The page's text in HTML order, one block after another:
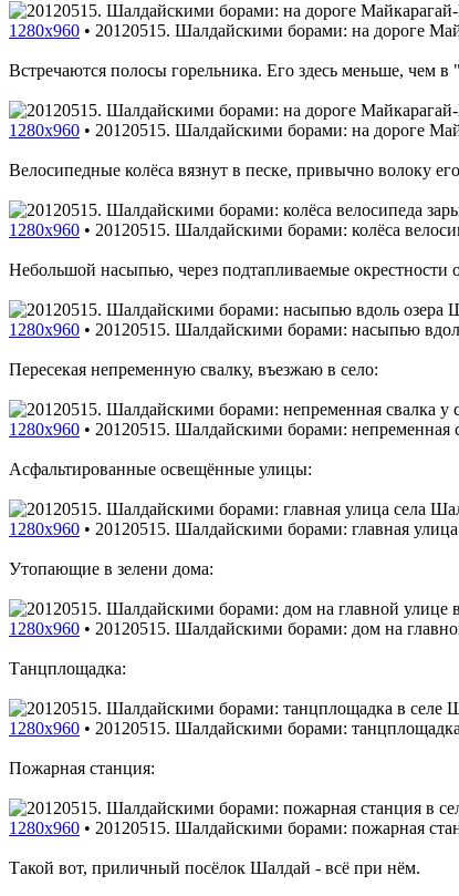
1280x960 • 20120515. Шалдайскими борами: на дороге
Встречаются полосы горельника. Его здесь меньше, чем
1280x960 • 20120515. Шалдайскими борами: на дороге
Велосипедные колёса вязнут в песке, привычно волоку
1280x960 • 20120515. Шалдайскими борами: колёса
Небольшой насыпью, через подтапливаемые
1280x960 • 20120515. Шалдайскими борами: насыпью
Пересекая непременную свалку, въезжаю в село:
1280x960 • 20120515. Шалдайскими борами: непременная
Асфальтированные освещённые улицы:
1280x960 • 20120515. Шалдайскими борами: главная
Утопающие в зелени дома:
1280x960 • 20120515. Шалдайскими борами: дом на
Танцплощадка:
1280x960 • 20120515. Шалдайскими борами:
Пожарная станция:
1280x960 • 20120515. Шалдайскими борами: пожарная
Такой вот, приличный посёлок Шалдай - всё при нём.